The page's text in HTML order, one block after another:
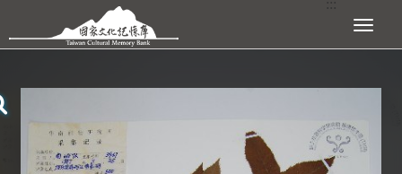
跳到主要內容區塊 展開選單